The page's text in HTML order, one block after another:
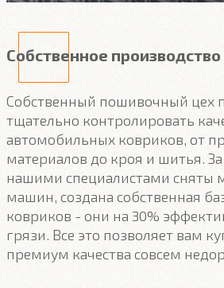
Собственное производство
Собственный пошивочный цех
тщательно контролировать
автомобильных ковриков, от
материалов до кроя и шитья.
нашими специалистами сняты
машин, создана собственная
ковриков - они на 30%
грязи. Все это позволяет вам
премиум качества совсем